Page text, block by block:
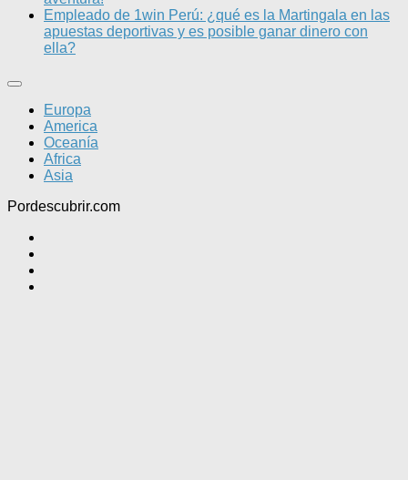
Empleado de 1win Perú: ¿qué es la Martingala en las
apuestas deportivas y es posible ganar dinero con
ella?
Europa
America
Oceanía
Africa
Asia
Pordescubrir.com